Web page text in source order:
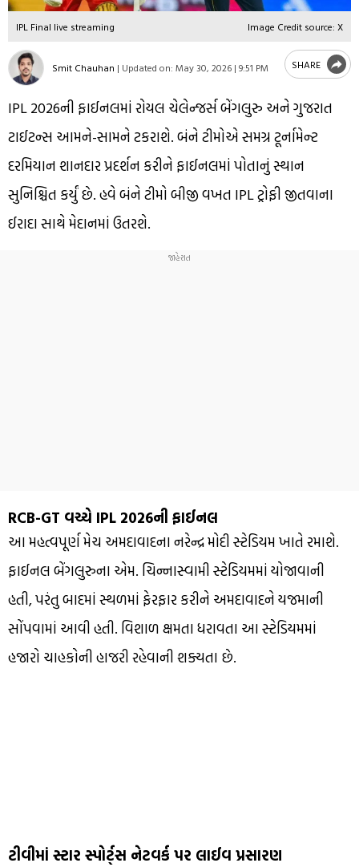
IPL Final live streaming Image Credit source: X
Smit Chauhan | Updated on: May 30, 2026 | 9:51 PM SHARE
IPL 2026ની ફાઈનલમાં રોયલ ચેલેન્જર્સ બેંગલુરુ અને ગુજરાત
ટાઈટન્સ આમને-સામને ટકરાશે. બંને ટીમોએ સમગ્ર ટૂર્નામેન્ટ
દરમિયાન શાનદાર પ્રદર્શન કરીને ફાઈનલમાં પોતાનું સ્થાન
સુનિશ્ચિત કર્યું છે. હવે બંને ટીમો બીજી વખત IPL ટ્રોફી જીતવાના
ઈરાદા સાથે મેદાનમાં ઉતરશે.
RCB-GT વચ્ચે IPL 2026ની ફાઈનલ
આ મહત્વપૂર્ણ મેચ અમદાવાદના નરેન્દ્ર મોદી સ્ટેડિયમ ખાતે રમાશે.
ફાઈનલ બેંગલુરુના એમ. ચિન્નાસ્વામી સ્ટેડિયમમાં યોજાવાની
હતી, પરંતુ બાદમાં સ્થળમાં ફેરફાર કરીને અમદાવાદને યજમાની
સોંપવામાં આવી હતી. વિશાળ ક્ષમતા ધરાવતા આ સ્ટેડિયમમાં
હજારો ચાહકોની હાજરી રહેવાની શક્યતા છે.
ટીવીમાં સ્ટાર સ્પોર્ટ્સ નેટવર્ક પર લાઈવ પ્રસારણ